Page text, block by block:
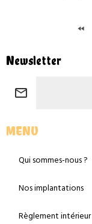
Newsletter
MENU
Qui sommes-nous ?
Nos implantations
Règlement intérieur